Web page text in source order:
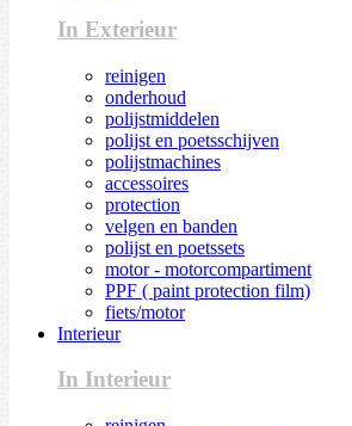
In Exterieur
reinigen
onderhoud
polijstmiddelen
polijst en poetsschijven
polijstmachines
accessoires
protection
velgen en banden
polijst en poetssets
motor - motorcompartiment
PPF ( paint protection film)
fiets/motor
Interieur
In Interieur